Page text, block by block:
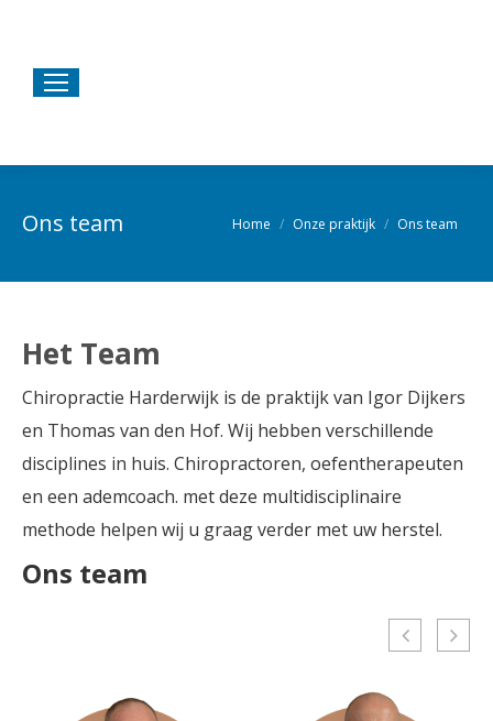
Ons team Je bent hier:
Home Onze praktijk Ons team
Het Team
Chiropractie Harderwijk is de praktijk van Igor Dijkers
en Thomas van den Hof. Wij hebben verschillende
disciplines in huis. Chiropractoren, oefentherapeuten
en een ademcoach. met deze multidisciplinaire
methode helpen wij u graag verder met uw herstel.
Ons team